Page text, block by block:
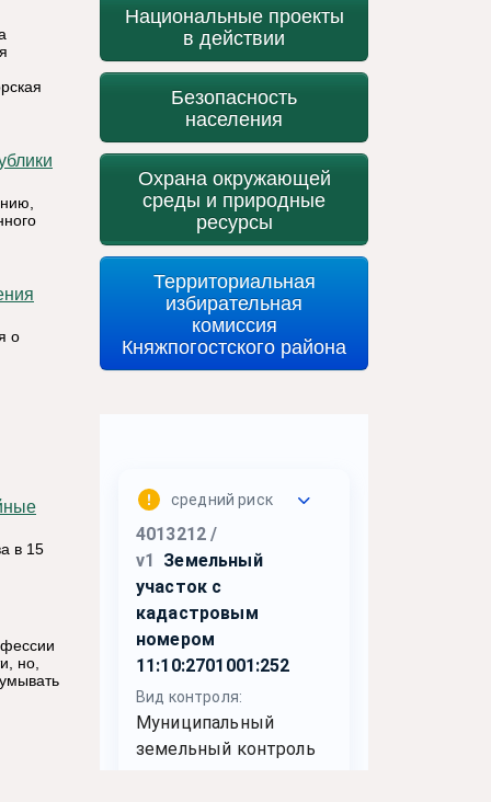
о
в 15
но,
Национальные проекты
в действии
Безопасность
населения
Охрана окружающей
среды и природные
ресурсы
Территориальная
избирательная
комиссия
Княжпогостского района